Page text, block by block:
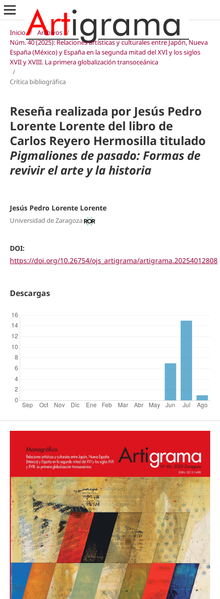
Inicio / Archivos /
Núm. 40 (2025): Relaciones artísticas y culturales entre Japón, Nueva
España (México) y España en la segunda mitad del XVI y los siglos
XVII y XVIII. La primera globalización transoceánica
/
Crítica bibliográfica
Reseña realizada por Jesús Pedro
Lorente Lorente del libro de
Carlos Reyero Hermosilla titulado
Pigmaliones de pasado: Formas de
revivir el arte y la historia
Jesús Pedro Lorente Lorente
Universidad de Zaragoza
DOI:
https://doi.org/10.26754/ojs_artigrama/artigrama.20254012808
Descargas